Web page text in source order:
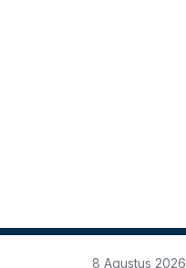
8 Agustus 2026